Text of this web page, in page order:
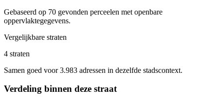
Gebaseerd op 70 gevonden perceelen met openbare
oppervlaktegegevens.
Vergelijkbare straten
4 straten
Samen goed voor 3.983 adressen in dezelfde stadscontext.
Verdeling binnen deze straat